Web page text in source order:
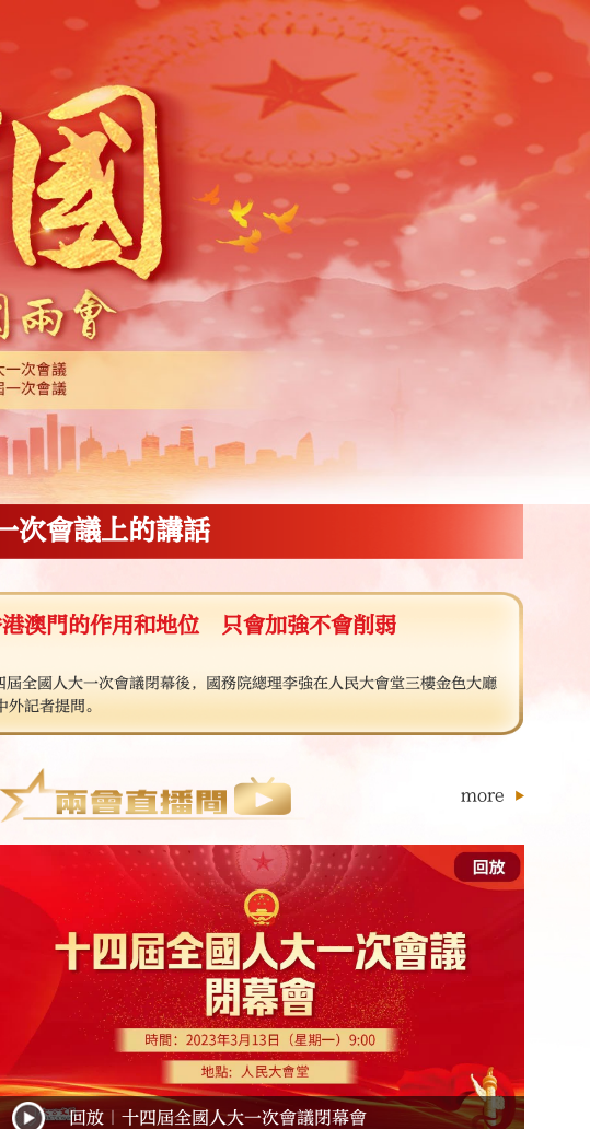
次會議上的講話
澳門的作用和地位 只會加強不會削弱
全國人大一次會議閉幕後，國務院總理李強在人民大會堂三樓金色大廳
記者提問。
more
回放｜十四屆全國人大一次會議閉幕會